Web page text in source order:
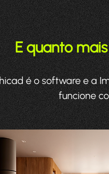
E quanto
é o software e a
funcione